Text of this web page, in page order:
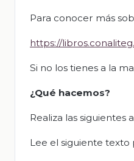
Para conocer más
https://
Si no los tienes a la
¿Qué hacemos?
Realiza las siguientes
Lee el siguiente texto